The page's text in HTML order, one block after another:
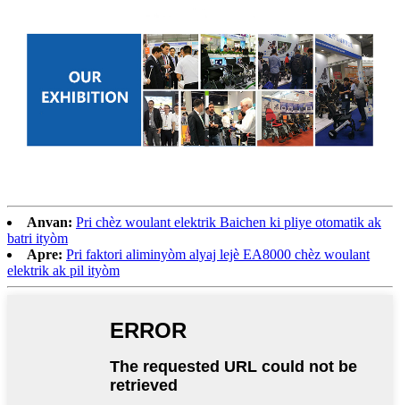
Anvan: Pri chèz woulant elektrik Baichen ki pliye otomatik ak
batri ityòm
Apre: Pri faktori aliminyòm alyaj lejè EA8000 chèz woulant
elektrik ak pil ityòm